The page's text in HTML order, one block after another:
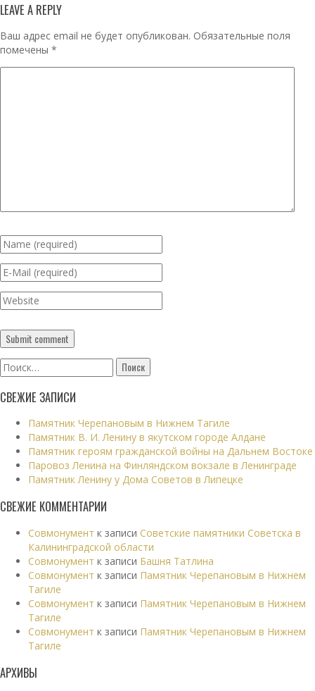
LEAVE A REPLY
Ваш адрес email не будет опубликован. Обязательные поля
помечены *
Найти:
СВЕЖИЕ ЗАПИСИ
Памятник Черепановым в Нижнем Тагиле
Памятник В. И. Ленину в якутском городе Алдане
Памятник героям гражданской войны на Дальнем Востоке
Паровоз Ленина на Финляндском вокзале в Ленинграде
Памятник Ленину у Дома Советов в Липецке
СВЕЖИЕ КОММЕНТАРИИ
Совмонумент к записи Советские памятники Советска в
Калининградской области
Совмонумент к записи Башня Татлина
Совмонумент к записи Памятник Черепановым в Нижнем
Тагиле
Совмонумент к записи Памятник Черепановым в Нижнем
Тагиле
Совмонумент к записи Памятник Черепановым в Нижнем
Тагиле
АРХИВЫ